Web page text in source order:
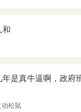
和
是真牛逼啊，政府
松鼠